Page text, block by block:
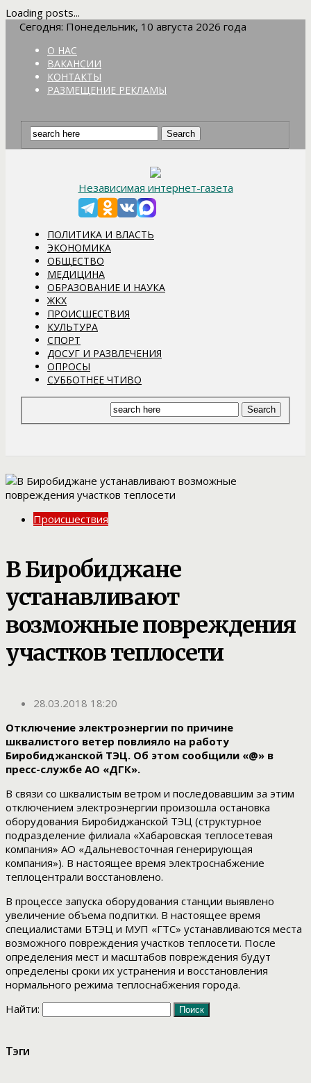
Loading posts...
Сегодня: Понедельник, 10 августа 2026 года
О НАС
ВАКАНСИИ
КОНТАКТЫ
РАЗМЕЩЕНИЕ РЕКЛАМЫ
Независимая интернет-газета
ПОЛИТИКА И ВЛАСТЬ
ЭКОНОМИКА
ОБЩЕСТВО
МЕДИЦИНА
ОБРАЗОВАНИЕ И НАУКА
ЖКХ
ПРОИСШЕСТВИЯ
КУЛЬТУРА
СПОРТ
ДОСУГ И РАЗВЛЕЧЕНИЯ
ОПРОСЫ
СУББОТНЕЕ ЧТИВО
Происшествия
В Биробиджане
устанавливают
возможные повреждения
участков теплосети
28.03.2018 18:20
Отключение электроэнергии по причине
шквалистого ветер повлияло на работу
Биробиджанской ТЭЦ. Об этом сообщили «@» в
пресс-службе АО «ДГК».
В связи со шквалистым ветром и последовавшим за этим
отключением электроэнергии произошла остановка
оборудования Биробиджанской ТЭЦ (структурное
подразделение филиала «Хабаровская теплосетевая
компания» АО «Дальневосточная генерирующая
компания»). В настоящее время электроснабжение
теплоцентрали восстановлено.
В процессе запуска оборудования станции выявлено
увеличение объема подпитки. В настоящее время
специалистами БТЭЦ и МУП «ГТС» устанавливаются места
возможного повреждения участков теплосети. После
определения мест и масштабов повреждения будут
определены сроки их устранения и восстановления
нормального режима теплоснабжения города.
Найти:
Тэги